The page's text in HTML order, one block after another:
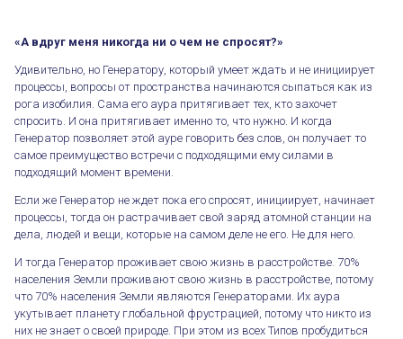
«А вдруг меня никогда ни о чем не спросят?»
Удивительно, но Генератору, который умеет ждать и не инициирует
процессы, вопросы от пространства начинаются сыпаться как из
рога изобилия. Сама его аура притягивает тех, кто захочет
спросить. И она притягивает именно то, что нужно. И когда
Генератор позволяет этой ауре говорить без слов, он получает то
самое преимущество встречи с подходящими ему силами в
подходящий момент времени.
Если же Генератор не ждет пока его спросят, инициирует, начинает
процессы, тогда он растрачивает свой заряд атомной станции на
дела, людей и вещи, которые на самом деле не его. Не для него.
И тогда Генератор проживает свою жизнь в расстройстве. 70%
населения Земли проживают свою жизнь в расстройстве, потому
что 70% населения Земли являются Генераторами. Их аура
укутывает планету глобальной фрустрацией, потому что никто из
них не знает о своей природе. При этом из всех Типов пробудиться